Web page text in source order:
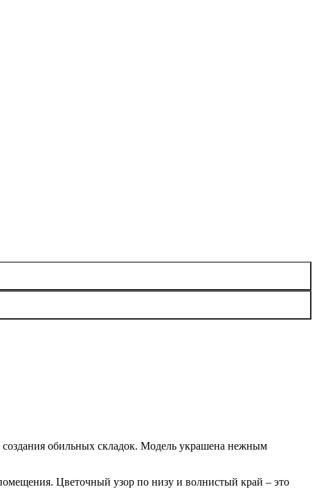
обильных складок. Модель украшена нежным
Цветочный узор по низу и волнистый край – это